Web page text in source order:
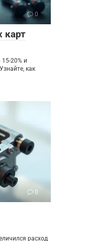
0
карт
20% и
как
0
расход